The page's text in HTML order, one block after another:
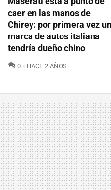
caer en las manos de
Chirey: por primera vez
marca de autos italiana
tendría dueño chino
0 COMENTARIOS
HACE 2 AÑOS